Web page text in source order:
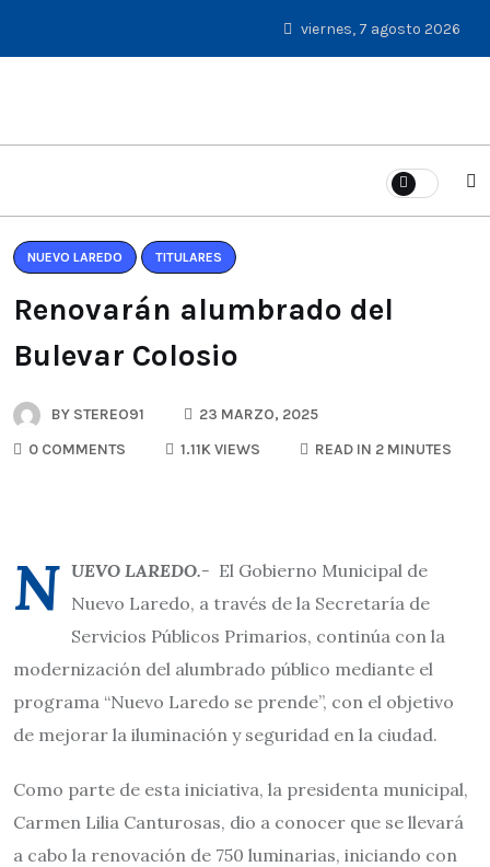
viernes, 7 agosto 2026
NUEVO LAREDO TITULARES
Renovarán alumbrado del
Bulevar Colosio
BY STEREO91
23 MARZO, 2025
0 COMMENTS
1.11K VIEWS READ IN 2 MINUTES
N UEVO LAREDO.- El Gobierno Municipal de
Nuevo Laredo, a través de la Secretaría de
Servicios Públicos Primarios, continúa con la
modernización del alumbrado público mediante el
programa “Nuevo Laredo se prende”, con el objetivo
de mejorar la iluminación y seguridad en la ciudad.
Como parte de esta iniciativa, la presidenta municipal,
Carmen Lilia Canturosas, dio a conocer que se llevará
a cabo la renovación de 750 luminarias, iniciando con